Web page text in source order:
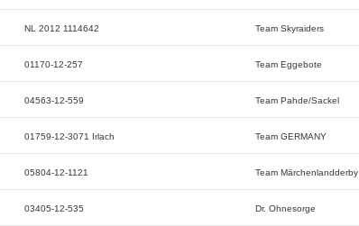
NL 2012 1114642 Team Skyraiders
01170-12-257 Team Eggebote
04563-12-559 Team Pahde/Sackel
01759-12-3071 Irlach Team GERMANY
05804-12-1121 Team Märchenlandderby
03405-12-535 Dr. Ohnesorge